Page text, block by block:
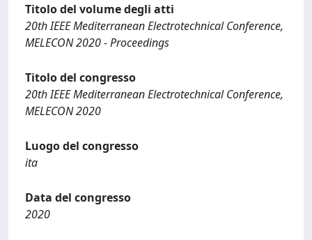
Titolo del volume degli atti
20th IEEE Mediterranean Electrotechnical Conference,
MELECON 2020 - Proceedings
Titolo del congresso
20th IEEE Mediterranean Electrotechnical Conference,
MELECON 2020
Luogo del congresso
ita
Data del congresso
2020